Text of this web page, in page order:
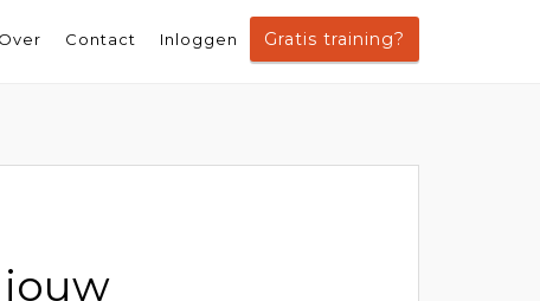
Over Contact Inloggen Gratis training?